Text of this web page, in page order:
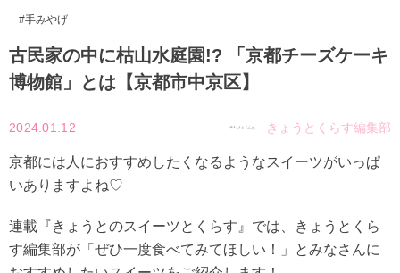
手みやげ
古民家の中に枯山水庭園!? 「京都チーズケーキ
博物館」とは【京都市中京区】
2024.01.12 きょうとくらす編集部
京都には人におすすめしたくなるようなスイーツがいっぱ
いありますよね♡
連載『きょうとのスイーツとくらす』では、きょうとくら
す編集部が「ぜひ一度食べてみてほしい！」とみなさんに